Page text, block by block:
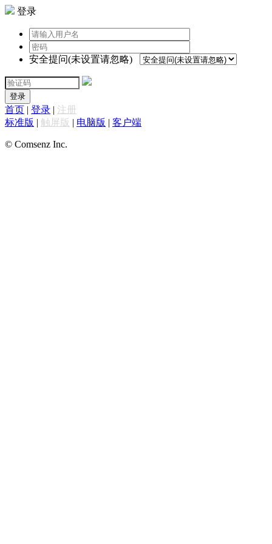
登录
安全提问(未设置请忽略)
登录
首页 | 登录 | 注册
标准版 | 触屏版 | 电脑版 | 客户端
© Comsenz Inc.